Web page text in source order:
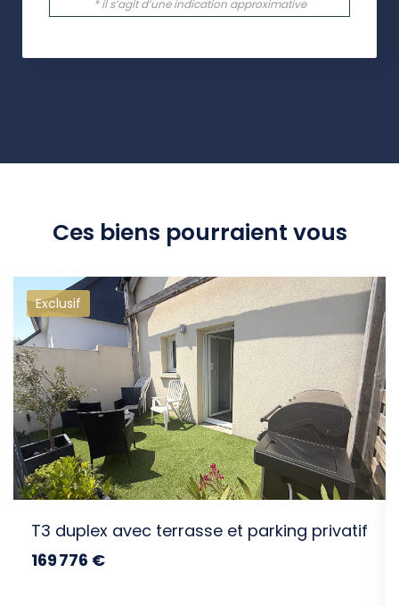
Ces biens pourraient vous
intéresser
Exclusif
T3 duplex avec terrasse et parking privatif
169 776 €